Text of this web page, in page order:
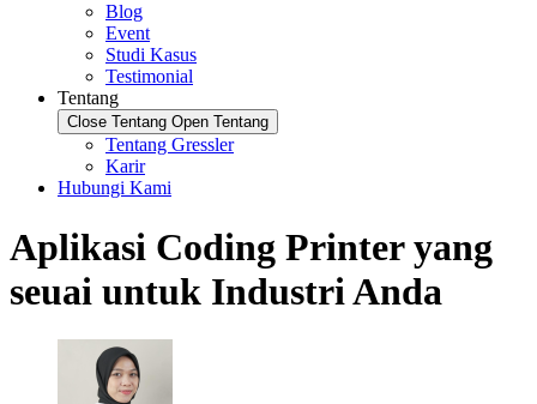
Blog
Event
Studi Kasus
Testimonial
Tentang
Close Tentang Open Tentang
Tentang Gressler
Karir
Hubungi Kami
Aplikasi Coding Printer yang
seuai untuk Industri Anda